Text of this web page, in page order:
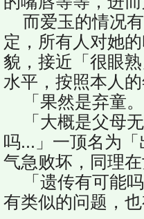
而爱玉的情况有
定，所有人对她
貌，接近「很眼
水平，按照本人
「果然是弃童
「大概是父母无
吗...」一顶名为
气急败坏，同理
「遗传有可能吗
有类似的问题，